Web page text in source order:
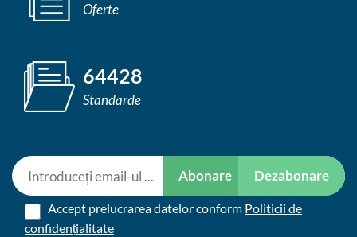
Oferte
64428
Standarde
Abonare Dezabonare
Accept prelucrarea datelor conform Politicii de
confidențialitate